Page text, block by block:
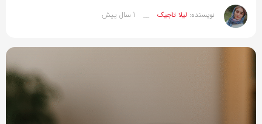
نویسنده: لیلا تاجیک __ 1 سال پیش